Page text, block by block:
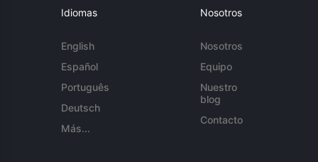
Idiomas
English
Español
Português
Deutsch
Más...
Nosotros
Nosotros
Equipo
Nuestro
blog
Contacto